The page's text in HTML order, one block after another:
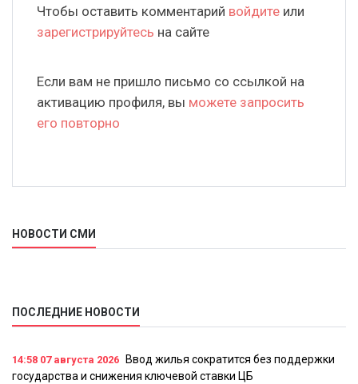
Чтобы оставить комментарий войдите или
зарегистрируйтесь на сайте
Если вам не пришло письмо со ссылкой на
активацию профиля, вы можете запросить
его повторно
НОВОСТИ СМИ
ПОСЛЕДНИЕ НОВОСТИ
14:58 07 августа 2026
Ввод жилья сократится без поддержки
государства и снижения ключевой ставки ЦБ